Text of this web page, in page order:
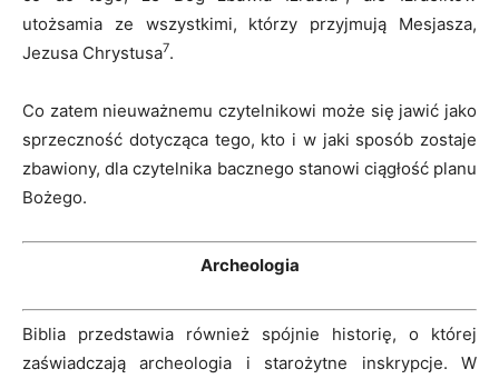
utożsamia ze wszystkimi, którzy przyjmują Mesjasza,
Jezusa Chrystusa7.
Co zatem nieuważnemu czytelnikowi może się jawić jako
sprzeczność dotycząca tego, kto i w jaki sposób zostaje
zbawiony, dla czytelnika bacznego stanowi ciągłość planu
Bożego.
Archeologia
Biblia przedstawia również spójnie historię, o której
zaświadczają archeologia i starożytne inskrypcje. W